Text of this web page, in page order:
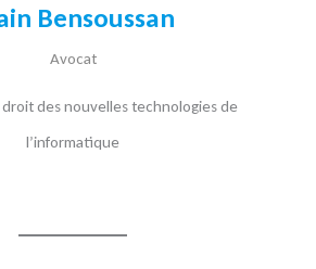
Bensoussan
Avocat
des nouvelles technologies de
l’informatique